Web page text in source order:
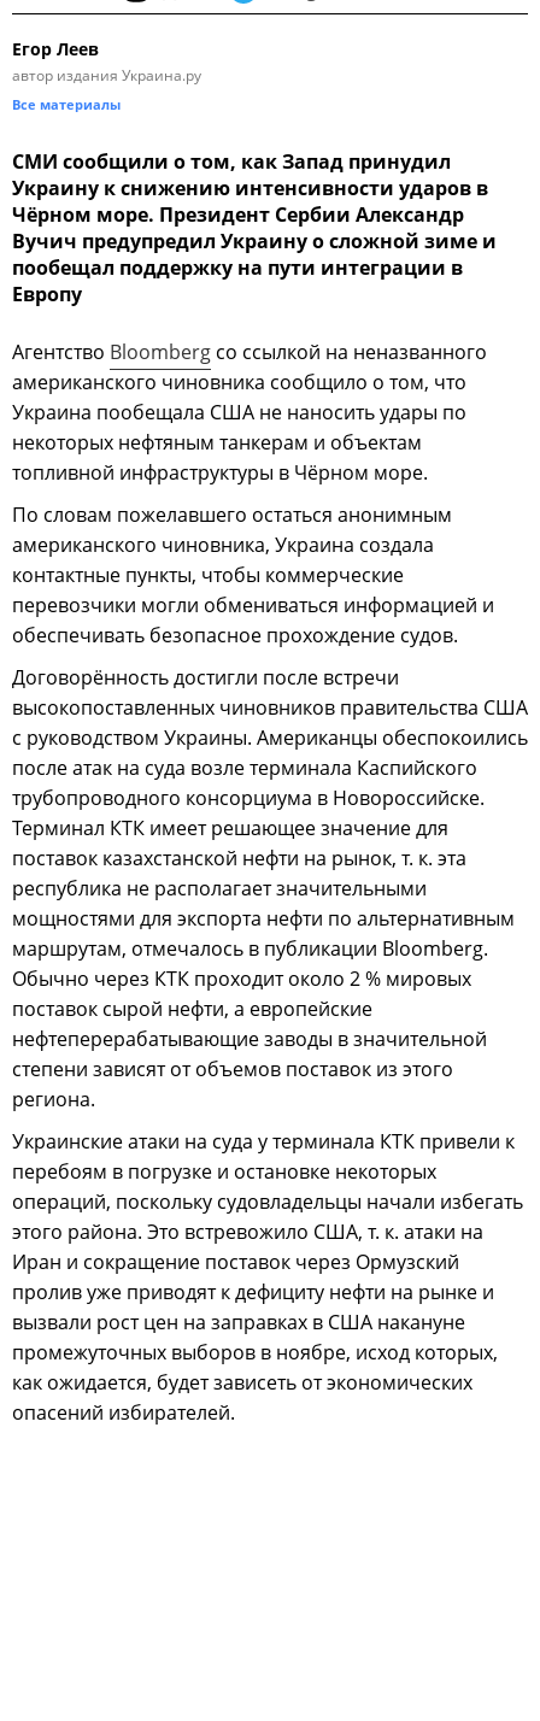
Егор Леев
автор издания Украина.ру
Все материалы
СМИ сообщили о том, как Запад принудил
Украину к снижению интенсивности ударов в
Чёрном море. Президент Сербии Александр
Вучич предупредил Украину о сложной зиме и
пообещал поддержку на пути интеграции в
Европу
Агентство Bloomberg со ссылкой на неназванного
американского чиновника сообщило о том, что
Украина пообещала США не наносить удары по
некоторых нефтяным танкерам и объектам
топливной инфраструктуры в Чёрном море.
По словам пожелавшего остаться анонимным
американского чиновника, Украина создала
контактные пункты, чтобы коммерческие
перевозчики могли обмениваться информацией и
обеспечивать безопасное прохождение судов.
Договорённость достигли после встречи
высокопоставленных чиновников правительства США
с руководством Украины. Американцы обеспокоились
после атак на суда возле терминала Каспийского
трубопроводного консорциума в Новороссийске.
Терминал КТК имеет решающее значение для
поставок казахстанской нефти на рынок, т. к. эта
республика не располагает значительными
мощностями для экспорта нефти по альтернативным
маршрутам, отмечалось в публикации Bloomberg.
Обычно через КТК проходит около 2 % мировых
поставок сырой нефти, а европейские
нефтеперерабатывающие заводы в значительной
степени зависят от объемов поставок из этого
региона.
Украинские атаки на суда у терминала КТК привели к
перебоям в погрузке и остановке некоторых
операций, поскольку судовладельцы начали избегать
этого района. Это встревожило США, т. к. атаки на
Иран и сокращение поставок через Ормузский
пролив уже приводят к дефициту нефти на рынке и
вызвали рост цен на заправках в США накануне
промежуточных выборов в ноябре, исход которых,
как ожидается, будет зависеть от экономических
опасений избирателей.